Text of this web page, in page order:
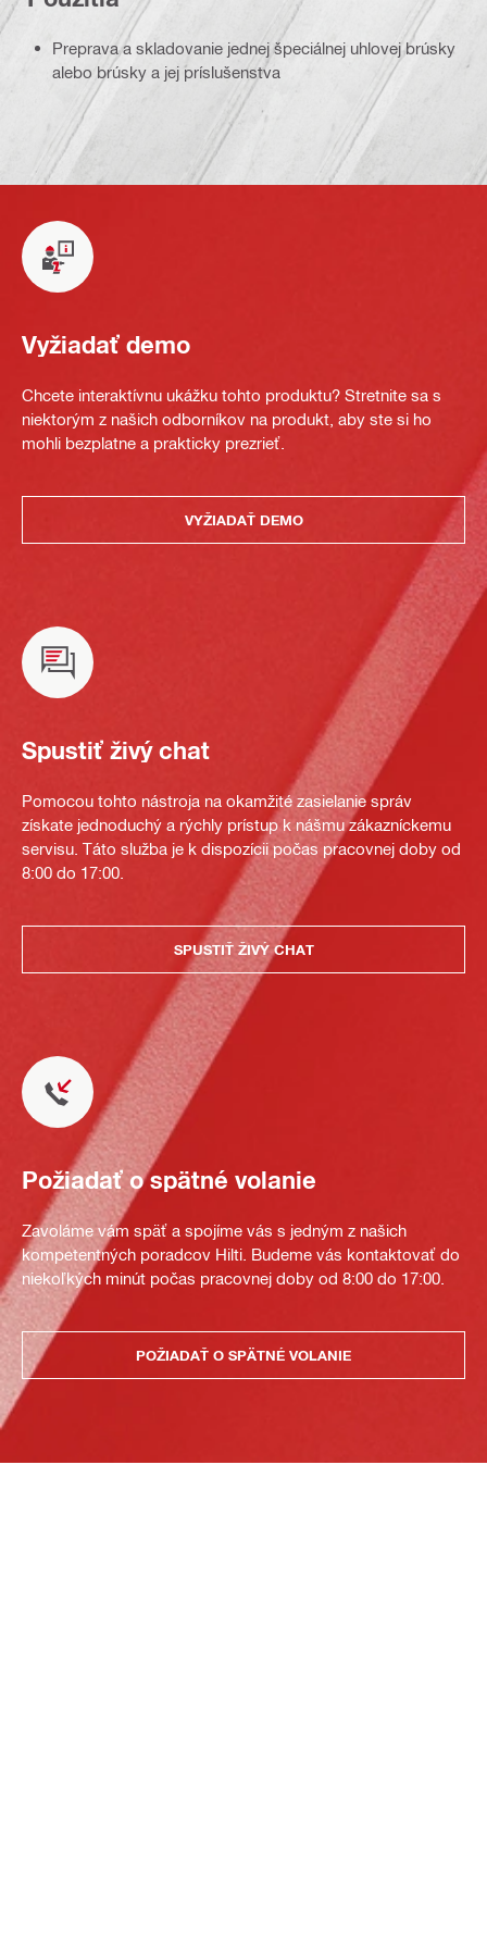
Preprava a skladovanie jednej špeciálnej uhlovej brúsky
alebo brúsky a jej príslušenstva
Vyžiadať demo
Chcete interaktívnu ukážku tohto produktu? Stretnite sa s
niektorým z našich odborníkov na produkt, aby ste si ho
mohli bezplatne a prakticky prezrieť.
VYŽIADAŤ DEMO
Spustiť živý chat
Pomocou tohto nástroja na okamžité zasielanie správ
získate jednoduchý a rýchly prístup k nášmu zákazníckemu
servisu. Táto služba je k dispozícii počas pracovnej doby od
8:00 do 17:00.
SPUSTIŤ ŽIVÝ CHAT
Požiadať o spätné volanie
Zavoláme vám späť a spojíme vás s jedným z našich
kompetentných poradcov Hilti. Budeme vás kontaktovať do
niekoľkých minút počas pracovnej doby od 8:00 do 17:00.
POŽIADAŤ O SPÄTNÉ VOLANIE